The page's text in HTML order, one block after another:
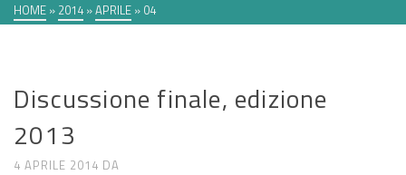
HOME » 2014 »APRILE » 04
Discussione finale, edizione
2013
4 APRILE 2014 DA